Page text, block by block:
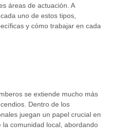
áreas de actuación. A
uno de estos tipos,
y cómo trabajar en cada
se extiende mucho más
Dentro de los
juegan un papel crucial en
comunidad local, abordando